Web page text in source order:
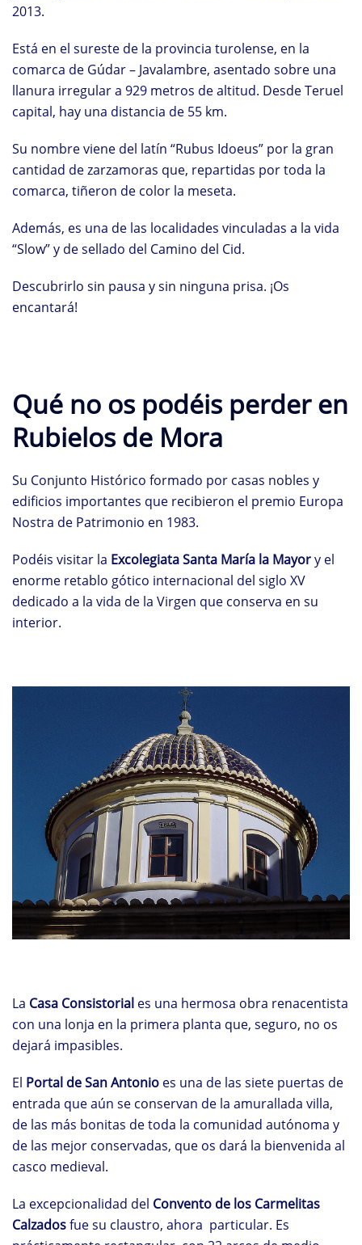
2013.
Está en el sureste de la provincia turolense, en la
comarca de Gúdar – Javalambre, asentado sobre una
llanura irregular a 929 metros de altitud. Desde Teruel
capital, hay una distancia de 55 km.
Su nombre viene del latín “Rubus Idoeus” por la gran
cantidad de zarzamoras que, repartidas por toda la
comarca, tiñeron de color la meseta.
Además, es una de las localidades vinculadas a la vida
“Slow” y de sellado del Camino del Cid.
Descubrirlo sin pausa y sin ninguna prisa. ¡Os
encantará!
Qué no os podéis perder en
Rubielos de Mora
Su Conjunto Histórico formado por casas nobles y
edificios importantes que recibieron el premio Europa
Nostra de Patrimonio en 1983.
Podéis visitar la Excolegiata Santa María la Mayory el
enorme retablo gótico internacional del siglo XV
dedicado a la vida de la Virgen que conserva en su
interior.
La Casa Consistorial es una hermosa obra renacentista
con una lonja en la primera planta que, seguro, no os
dejará impasibles.
El Portal de San Antonio es una de las siete puertas de
entrada que aún se conservan de la amurallada villa,
de las más bonitas de toda la comunidad autónoma y
de las mejor conservadas, que os dará la bienvenida al
casco medieval.
La excepcionalidad del Convento de los Carmelitas
Calzadosfue su claustro, ahora particular. Es